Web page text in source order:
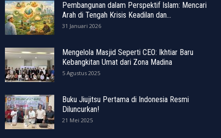
Pembangunan dalam Perspektif Islam: Mencari
Arah di Tengah Krisis Keadilan dan...
31 Januari 2026
Mengelola Masjid Seperti CEO: Ikhtiar Baru
Kebangkitan Umat dari Zona Madina
5 Agustus 2025
Buku Jiujitsu Pertama di Indonesia Resmi
Diluncurkan!
21 Mei 2025